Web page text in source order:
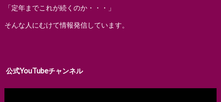
「定年までこれが続くのか・・・」
そんな人にむけて情報発信しています。
公式YouTubeチャンネル